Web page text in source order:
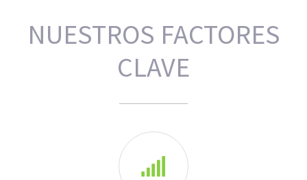
NUESTROS FACTORES
CLAVE
